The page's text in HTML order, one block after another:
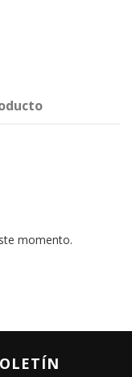
momento.